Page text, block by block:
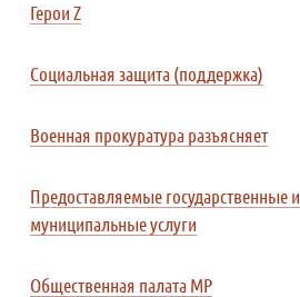
Герои Z
Социальная защита (поддержка)
Военная прокуратура разъясняет
Предоставляемые государственные и
муниципальные услуги
Общественная палата МР